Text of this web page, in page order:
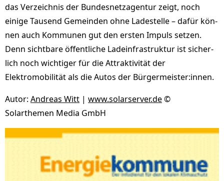
das Verzeichnis der Bundesnetzagentur zeigt, noch
einige Tausend Gemeinden ohne Ladestelle – dafür kön­
nen auch Kommunen gut den ersten Impuls setzen.
Denn sichtbare öffent­liche Ladeinfrastruktur ist si­cher­
lich noch wichtiger für die Attraktivität der
Elektromobilität als die Autos der Bürgermeister:innen.
Autor: Andreas Witt | www.solarserver.de©
Solarthemen Media GmbH